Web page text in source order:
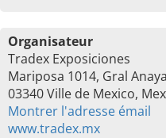
Organisateur
Tradex Exposiciones
Mariposa 1014, Gral
03340 Ville de Mexico,
Montrer l'adresse émail
www.tradex.mx